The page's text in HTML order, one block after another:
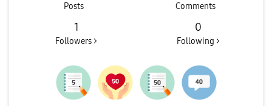
Posts Comments
1
Followers >
0
Following >